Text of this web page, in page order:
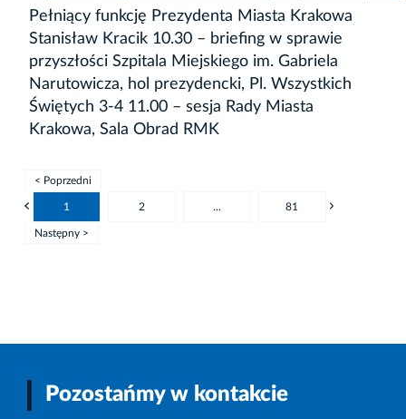
Pełniący funkcję Prezydenta Miasta Krakowa
Stanisław Kracik 10.30 – briefing w sprawie
przyszłości Szpitala Miejskiego im. Gabriela
Narutowicza, hol prezydencki, Pl. Wszystkich
Świętych 3-4 11.00 – sesja Rady Miasta
Krakowa, Sala Obrad RMK
< Poprzedni
1 2 ... 81
Następny >
Pozostańmy w kontakcie